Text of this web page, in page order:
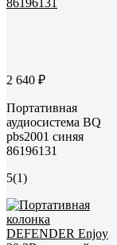
2 640 ₽
Портативная
аудиосистема BQ
pbs2001 синяя
86196131
5(1)